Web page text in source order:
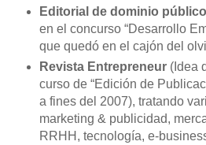
Editorial de dominio público
en el concurso “Desarrollo
que quedó en el cajón del
Revista Entrepreneur(Idea
curso de “Edición de
a fines del 2007), tratando
marketing & publicidad,
RRHH, tecnología, e-